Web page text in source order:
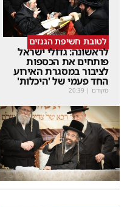
לטובת חשיפת הגנזים
לראשונה: גדולי ישראל
פותחים את הכספות
לציבור במסגרת האירוע
החד פעמי של 'היכלות'
מקודם |
20:39